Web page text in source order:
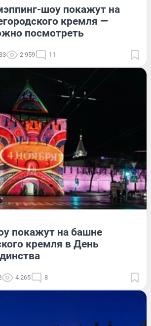
шоу покажут на
кремля —
посмотреть
2 959 11
покажут на башне
кремля в День
4 265 8